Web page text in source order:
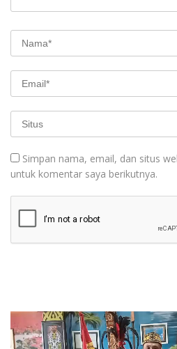
Simpan nama, email, dan situs
untuk komentar saya berikutnya.
Pemutar
Video